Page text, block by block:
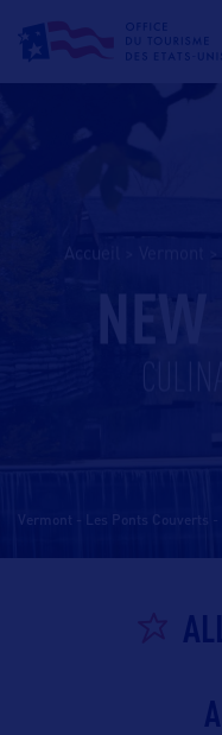
Accueil
Vermont - Les Ponts Couverts